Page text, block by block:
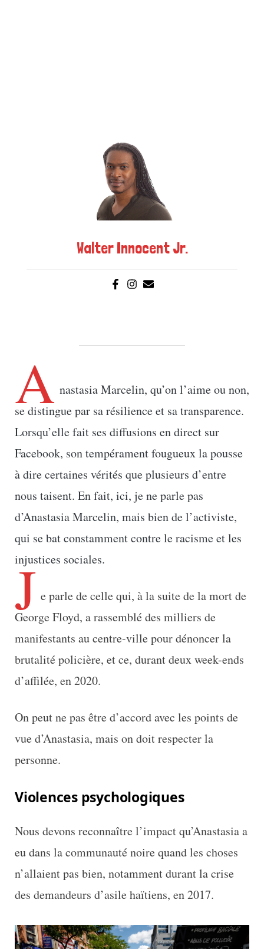
Walter Innocent Jr.
A nastasia Marcelin, qu’on l’aime ou non,
se distingue par sa résilience et sa transparence.
Lorsqu’elle fait ses diffusions en direct sur
Facebook, son tempérament fougueux la pousse
à dire certaines vérités que plusieurs d’entre
nous taisent. En fait, ici, je ne parle pas
d’Anastasia Marcelin, mais bien de l’activiste,
qui se bat constamment contre le racisme et les
injustices sociales.
J e parle de celle qui, à la suite de la mort de
George Floyd, a rassemblé des milliers de
manifestants au centre-ville pour dénoncer la
brutalité policière, et ce, durant deux week-ends
d’affilée, en 2020.
On peut ne pas être d’accord avec les points de
vue d’Anastasia, mais on doit respecter la
personne.
Violences psychologiques
Nous devons reconnaître l’impact qu’Anastasia a
eu dans la communauté noire quand les choses
n’allaient pas bien, notamment durant la crise
des demandeurs d’asile haïtiens, en 2017.